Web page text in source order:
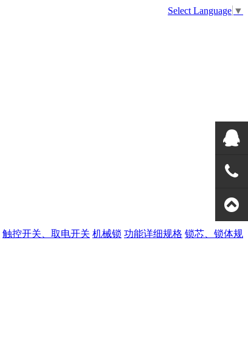
Select Language ▼
触控开关、取电开关 机械锁 功能详细规格 锁芯、锁体规
美高QQ
全国热
线